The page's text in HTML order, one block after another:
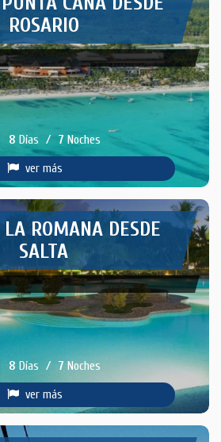
ROSARIO
8 Días / 7 Noches
ver más
ROMANA DESDE
SALTA
8 Días / 7Noches
ver más